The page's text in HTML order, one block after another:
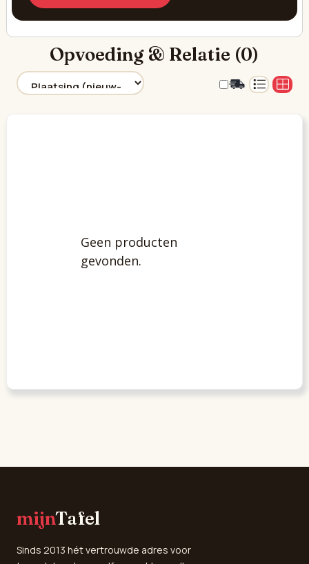
Opvoeding & Relatie (0)
Geen producten
gevonden.
mijnTafel
Sinds 2013 hét vertrouwde adres voor